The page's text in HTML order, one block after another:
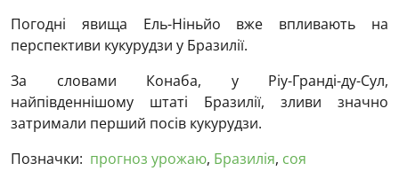
Погодні явища Ель-Ніньйо вже впливають на
перспективи кукурудзи у Бразилії.
За словами Конаба, у Ріу-Гранді-ду-Сул,
найпівденнішому штаті Бразилії, зливи значно
затримали перший посів кукурудзи.
Позначки: прогноз урожаю, Бразилія, соя